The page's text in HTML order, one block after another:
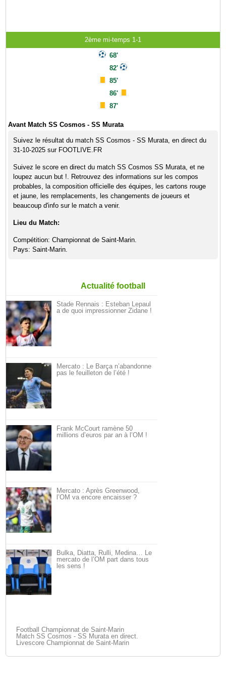
2ème mi-temps 1-1
68'
82'
85'
86'
87'
Avant Match SS Cosmos - SS Murata
Suivez le résultat du match SS Cosmos - SS Murata, en direct du
31-10-2025 sur FOOTLIVE.FR
Suivez le score en direct du match SS Cosmos SS Murata, et ne
loupez aucun but !. Retrouvez des informations sur les compos
probables, la composition officielle des équipes, les cartons rouge
et jaune, les remplacements, les changements de joueurs et
beaucoup d'info sur le match a venir.
Lieu du Match:
Compétition: Championnat de Saint-Marin.
Pays: Saint-Marin.
Actualité football
Stade Rennais : Esteban Lepaul
a de quoi impressionner Zidane !
Mercato : Le Barça n’abandonne
pas le feuilleton de l’été !
Frank McCourt ramène 50
millions d’euros par an à l’OM !
Mercato : Après Greenwood,
l’OM va encore encaisser ?
Bulka, Diatta, Rulli, Medina… Le
mercato de l’OM part dans tous
les sens !
Football Championnat de Saint-Marin
Match SS Cosmos - SS Murata en direct.
Livescore Championnat de Saint-Marin